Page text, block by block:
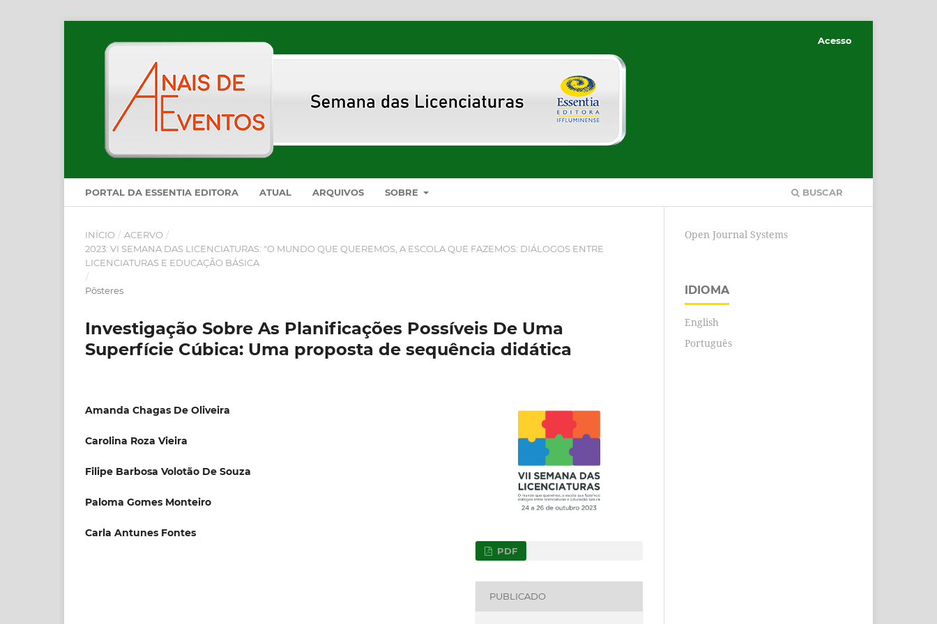
PORTAL DA ESSENTIA EDITORA ATUAL ARQUIVOS SOBRE BUSCAR
Acesso
INÍCIO / ACERVO /
2023: VI SEMANA DAS LICENCIATURAS: "O MUNDO QUE QUEREMOS, A ESCOLA QUE FAZEMOS: DIÁLOGOS ENTRE
LICENCIATURAS E EDUCAÇÃO BÁSICA
/
Pôsteres
Investigação Sobre As Planificações Possíveis De Uma
Superfície Cúbica: Uma proposta de sequência didática
Amanda Chagas De Oliveira
Carolina Roza Vieira
Filipe Barbosa Volotão De Souza
Paloma Gomes Monteiro
Carla Antunes Fontes
PDF
PUBLICADO
Open Journal Systems
IDIOMA
English
Português